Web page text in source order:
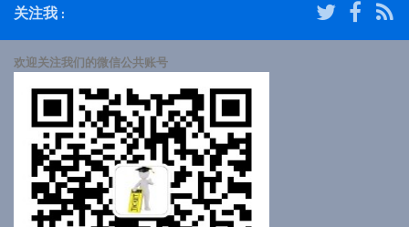
关注我 :
欢迎关注我们的微信公共账号